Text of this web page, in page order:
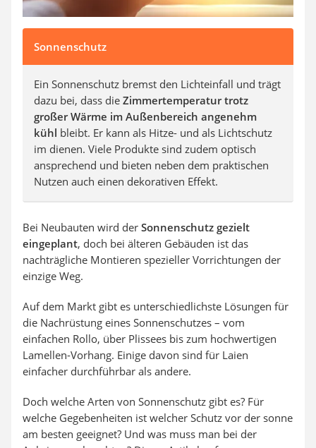
Sonnenschutz
Ein Sonnenschutz bremst den Lichteinfall und trägt
dazu bei, dass die Zimmertemperatur trotz
großer Wärme im Außenbereich angenehm
kühl bleibt. Er kann als Hitze- und als Lichtschutz
im dienen. Viele Produkte sind zudem optisch
ansprechend und bieten neben dem praktischen
Nutzen auch einen dekorativen Effekt.
Bei Neubauten wird der Sonnenschutz gezielt
eingeplant, doch bei älteren Gebäuden ist das
nachträgliche Montieren spezieller Vorrichtungen der
einzige Weg.
Auf dem Markt gibt es unterschiedlichste Lösungen für
die Nachrüstung eines Sonnenschutzes – vom
einfachen Rollo, über Plissees bis zum hochwertigen
Lamellen-Vorhang. Einige davon sind für Laien
einfacher durchführbar als andere.
Doch welche Arten von Sonnenschutz gibt es? Für
welche Gegebenheiten ist welcher Schutz vor der sonne
am besten geeignet? Und was muss man bei der